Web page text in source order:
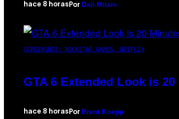
hace 8 horas Por Dan Milam
SCREENSHOT: ROCKSTAR GAMES, NETFLIX
GTA 6 Extended Look is
hace 8 horas Por Brent Koepp